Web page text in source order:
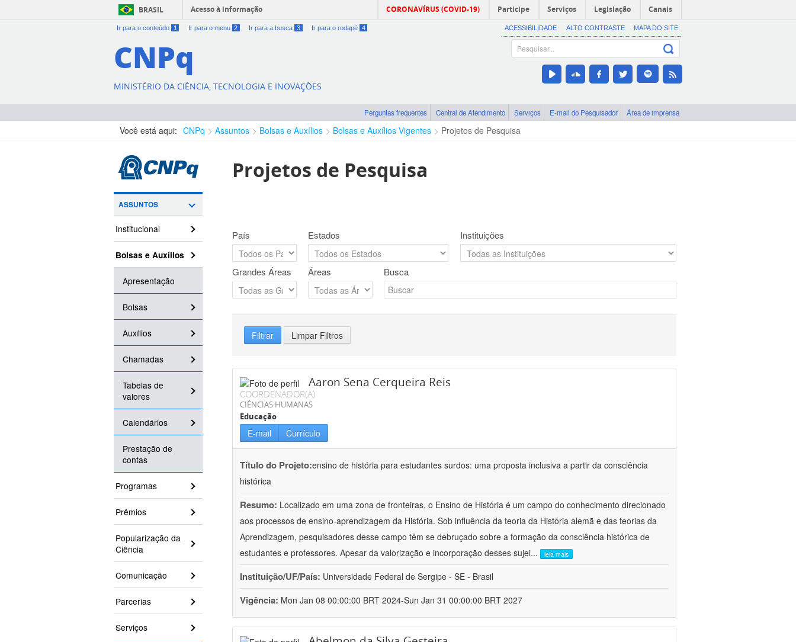
BRASIL Acesso à informação CORONAVÍRUS (COVID-19) Participe Serviços Legislação Canais
Ir para o conteúdo 1 Ir para o menu 2 Ir para a busca 3 Ir para o rodapé 4 ACESSIBILIDADE ALTO CONTRASTE MAPA DO SITE
CNPq
MINISTÉRIO DA CIÊNCIA, TECNOLOGIA E INOVAÇÕES
Perguntas frequentes Central de Atendimento Serviços E-mail do Pesquisador Área de imprensa
Você está aqui: CNPq Assuntos Bolsas e Auxílios Bolsas e Auxílios Vigentes Projetos de Pesquisa
ASSUNTOS
Institucional
Bolsas e Auxílios
Apresentação
Bolsas
Auxílios
Chamadas
Tabelas de
valores
Calendários
Prestação de
contas
Programas
Prêmios
Popularização da
Ciência
Comunicação
Parcerias
Serviços
Projetos de Pesquisa
País Estados Instituições
Grandes Áreas Áreas Busca
Filtrar Limpar Filtros
Aaron Sena Cerqueira Reis
COORDENADOR(A)
CIÊNCIAS HUMANAS
Educação
E-mail Currículo
Título do Projeto:ensino de história para estudantes surdos: uma proposta inclusiva a partir da consciência
histórica
Resumo: Localizado em uma zona de fronteiras, o Ensino de História é um campo do conhecimento direcionado
aos processos de ensino-aprendizagem da História. Sob influência da teoria da História alemã e das teorias da
Aprendizagem, pesquisadores desse campo têm se debruçado sobre a formação da consciência histórica de
estudantes e professores. Apesar da valorização e incorporação desses sujei... leia mais
Instituição/UF/País: Universidade Federal de Sergipe - SE - Brasil
Vigência: Mon Jan 08 00:00:00 BRT 2024-Sun Jan 31 00:00:00 BRT 2027